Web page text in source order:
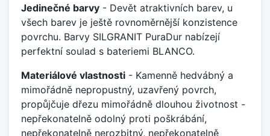
Jedinečné barvy - Devět atraktivních barev, u
všech barev je ještě rovnoměrnější konzistence
povrchu. Barvy SILGRANIT PuraDur nabízejí
perfektní soulad s bateriemi BLANCO.
Materiálové vlastnosti - Kamenně hedvábný a
mimořádně nepropustný, uzavřený povrch,
propůjčuje dřezu mimořádně dlouhou životnost -
nepřekonatelně odolný proti poškrábání,
nepřekonatelně nerozbitný, nepřekonatelně